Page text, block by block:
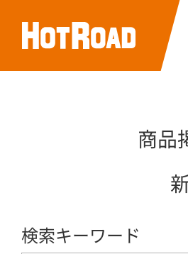
商品
検索キーワード